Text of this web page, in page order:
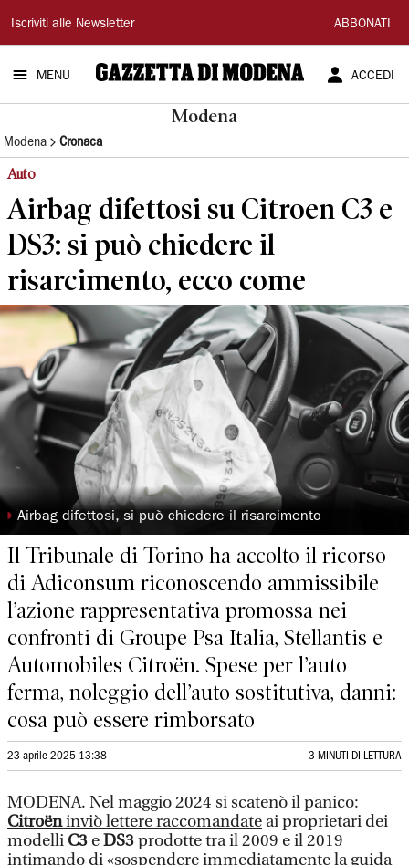
Gazzetta
di
Modena
Iscriviti alle Newsletter ABBONATI
MENU ACCEDI
Modena
Modena Cronaca
Auto
Airbag difettosi su Citroen C3 e
DS3: si può chiedere il
risarcimento, ecco come
◗ Airbag difettosi, si può chiedere il risarcimento
Il Tribunale di Torino ha accolto il ricorso
di Adiconsum riconoscendo ammissibile
l’azione rappresentativa promossa nei
confronti di Groupe Psa Italia, Stellantis e
Automobiles Citroën. Spese per l’auto
ferma, noleggio dell’auto sostitutiva, danni:
cosa può essere rimborsato
23 aprile 2025 13:38 3 MINUTI DI LETTURA
MODENA. Nel maggio 2024 si scatenò il panico:
Citroëninviò lettere raccomandate ai proprietari dei
modelli C3 eDS3prodotte tra il 2009 e il 2019
intimando di «sospendere immediatamente la guida